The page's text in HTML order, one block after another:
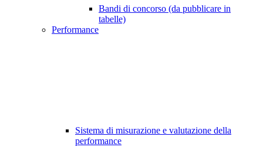
Bandi di concorso (da pubblicare in
tabelle)
Performance
Sistema di misurazione e valutazione della
performance